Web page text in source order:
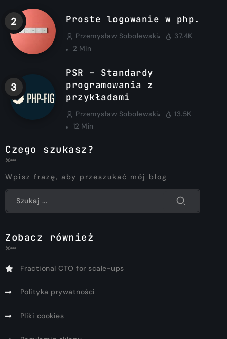
Proste logowanie w php.
Przemysław Sobolewski
37.4K
2 Min
PSR – Standardy
programowania z
przykładami
Przemysław Sobolewski
13.5K
12 Min
Czego szukasz?
Wpisz frazę, aby przeszukać mój blog
Zobacz również
Fractional CTO for scale-ups
Polityka prywatności
Pliki cookies